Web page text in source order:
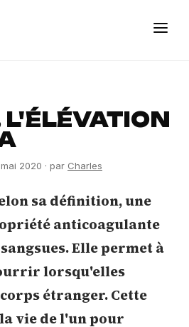
L'ÉLÉVATION
mai 2020 · par Charles
sa définition, une
anticoagulante
Elle permet à
lorsqu'elles
étranger. Cette
vie de l'un pour